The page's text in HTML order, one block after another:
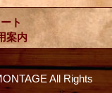
ト
案内
All Rights